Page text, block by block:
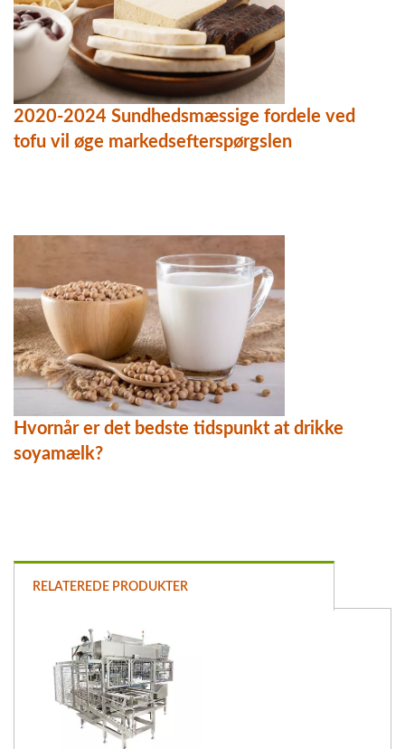
2020-2024 Sundhedsmæssige fordele ved
tofu vil øge markedsefterspørgslen
Hvornår er det bedste tidspunkt at drikke
soyamælk?
RELATEREDE PRODUKTER